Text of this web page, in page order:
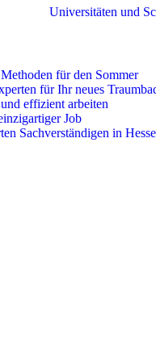
Universitäten und
für den Sommer
für Ihr neues
effizient arbeiten
Job
Sachverständigen in